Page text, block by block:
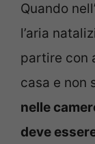
Quando
l’aria
partire con
casa e non
nelle
deve